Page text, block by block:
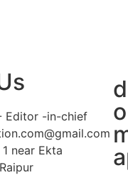
Editor -in-chief
near Ekta